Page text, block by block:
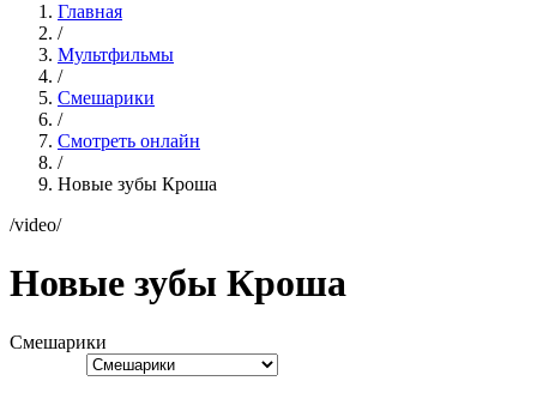
Главная
/
Мультфильмы
/
Смешарики
/
Смотреть онлайн
/
Новые зубы Кроша
/video/
Новые зубы Кроша
Смешарики